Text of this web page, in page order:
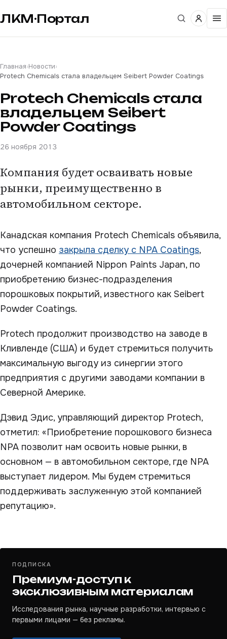
ЛКМ·Портал
Главная›Новости›
Protech Chemicals стала владельцем Seibert Powder Coatings
Protech Chemicals стала
владельцем Seibert
Powder Coatings
26 ноября 2013
Компания будет осваивать новые
рынки, преимущественно в
автомобильном секторе.
Канадская компания Protech Chemicals объявила,
что успешно закрыла сделку с NPA Coatings,
дочерней компанией Nippon Paints Japan, по
приобретению бизнес-подразделения
порошковых покрытий, известного как Seibert
Powder Coatings.
Protech продолжит производство на заводе в
Кливленде (США) и будет стремиться получить
максимальную выгоду из синергии этого
предприятия с другими заводами компании в
Северной Америке.
Дэвид Эдис, управляющий директор Protech,
отметил: «Приобретение порошкового бизнеса
NPA позволит нам освоить новые рынки, в
основном — в автомобильном секторе, где NPA
выступает лидером. Мы будем стремиться
поддерживать заслуженную этой компанией
репутацию».
ПОДПИСКА
Премиум-доступ к
эксклюзивным материалам
Исследования рынка, научные разработки, интервью с
первыми лицами — без рекламы.